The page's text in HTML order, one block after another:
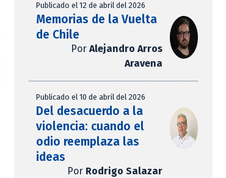
Publicado el 12 de abril del 2026
Memorias de la Vuelta
de Chile
Por Alejandro Arros
Aravena
Publicado el 10 de abril del 2026
Del desacuerdo a la
violencia: cuando el
odio reemplaza las
ideas
Por Rodrigo Salazar